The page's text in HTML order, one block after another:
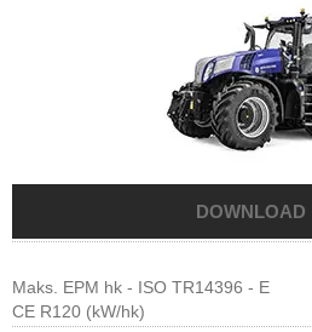
Maks. EPM hk - ISO TR14396 - E
CE R120 (kW/hk)